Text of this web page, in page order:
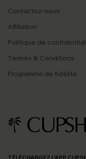
Contactez-nous
Affiliation
Politique de
Termes & Conditions
Programme de fidélité
-15%
*Un code par
En soumettant votre
marketing (y compris du
reconnaissez avoir pris
pouvons utiliser les
produits susceptibles de
confidentialité
. Vous